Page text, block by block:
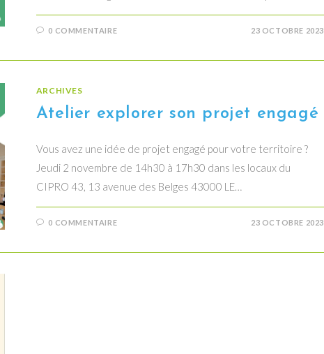
0 COMMENTAIRE 23 OCTOBRE 2023
ARCHIVES
Atelier explorer son projet engagé
Vous avez une idée de projet engagé pour votre territoire ?
Jeudi 2 novembre de 14h30 à 17h30 dans les locaux du
CIPRO 43, 13 avenue des Belges 43000 LE…
0 COMMENTAIRE 23 OCTOBRE 2023